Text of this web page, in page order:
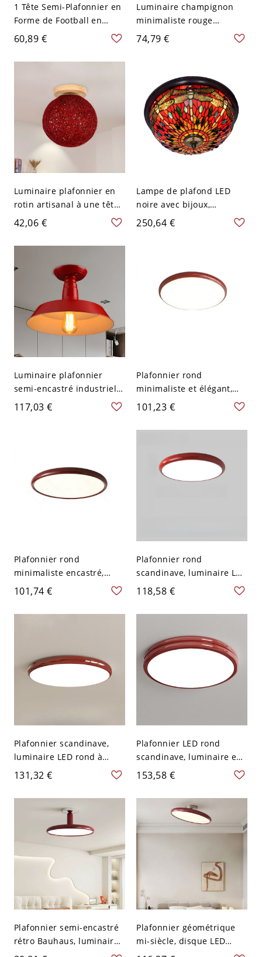
1 Tête Semi-Plafonnier en
Forme de Football en
Verre Style Enfant
Montage Semi-Encastré
pour Chambre - Rouge
60,89 €
Luminaire champignon
minimaliste rouge
métallique à LED pour
plafond pour chambre
74,79 €
Luminaire plafonnier en
rotin artisanal à une tête
de designer, monture
encastrée sphérique
rouge, largeur de 6
42,06 €
Lampe de plafond LED
noire avec bijoux,
monture encastrée en
verre rouge en demi-
250,64 €
Luminaire plafonnier
semi-encastré industriel à
1 tête en métal rouge
pour chambre à coucher,
117,03 €
Plafonnier rond
minimaliste et élégant,
luminaire discret pour
chambre et couloir - 110
V-120 V 40,64 cm Rouge-
101,23 €
Plafonnier rond
minimaliste encastré,
luminaire LED ultra-fin à
profil bas pour chambre
ou couloir - Rouge 110 V-
101,74 €
Plafonnier rond
scandinave, luminaire LED
extra-plat pour chambre
ou chambre d’enfant -
Rouge 110 V-120 V 30,48
118,58 €
Plafonnier scandinave,
luminaire LED rond à
finition brillante, lampe
extra-plate pour chambre
- Rouge 110 V-120 V 30,48
cm Blanc
131,32 €
Plafonnier LED rond
scandinave, luminaire en
métal brillant aux
couleurs vives - Rouge
110 V-120 V 30,48 cm
153,58 €
Plafonnier semi-encastré
rétro Bauhaus, luminaire
LED à disque métallique
Plafonnier géométrique
mi-siècle, disque LED
ultra-fin avec bordure